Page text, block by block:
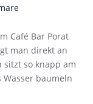
Café Bar Porat
man direkt an
sitzt so knapp am
Wasser baumeln